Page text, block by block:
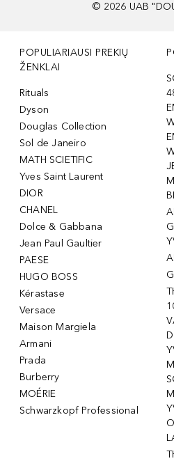
© 2026 UAB
POPULIARIAUSI PREKIŲ
ŽENKLAI
Rituals
Dyson
Douglas Collection
Sol de Janeiro
MATH SCIETIFIC
Yves Saint Laurent
DIOR
CHANEL
Dolce & Gabbana
Jean Paul Gaultier
PAESE
HUGO BOSS
Kérastase
Versace
Maison Margiela
Armani
Prada
Burberry
MOÉRIE
Schwarzkopf Professional